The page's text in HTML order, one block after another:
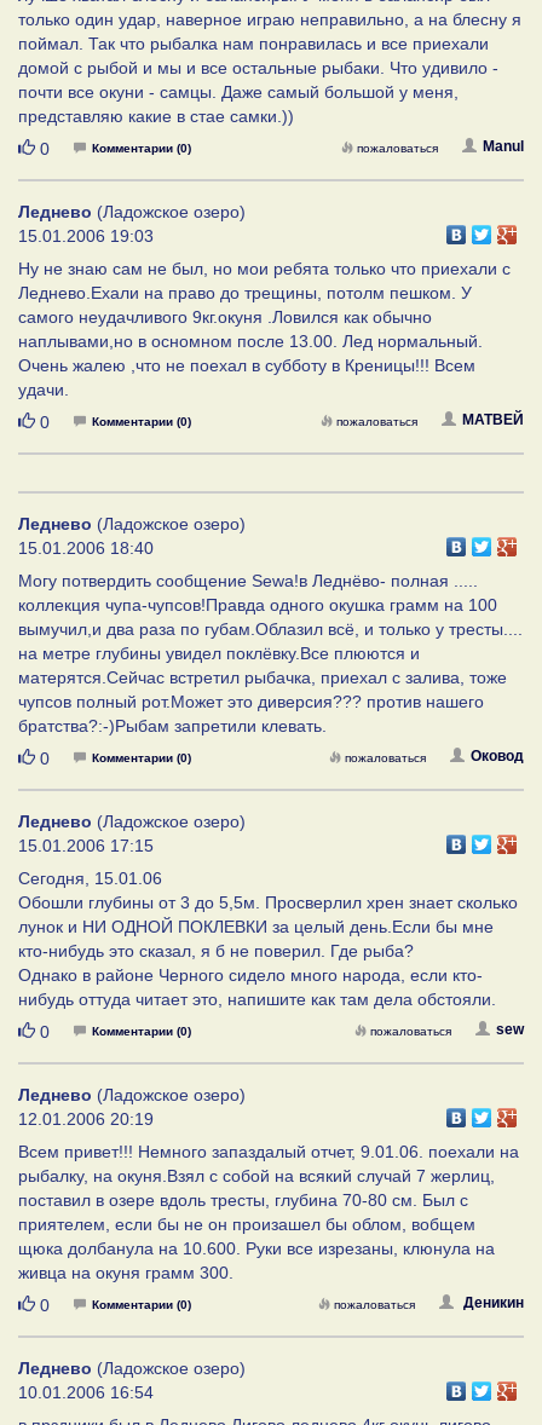
только один удар, наверное играю неправильно, а на блесну я
поймал. Так что рыбалка нам понравилась и все приехали
домой с рыбой и мы и все остальные рыбаки. Что удивило -
почти все окуни - самцы. Даже самый большой у меня,
представляю какие в стае самки.))
Нравится
0 Комментарии (0) Manul
пожаловаться
Леднево (Ладожское озеро)
15.01.2006 19:03
Ну не знаю сам не был, но мои ребята только что приехали с
Леднево.Ехали на право до трещины, потолм пешком. У
самого неудачливого 9кг.окуня .Ловился как обычно
наплывами,но в осномном после 13.00. Лед нормальный.
Очень жалею ,что не поехал в субботу в Креницы!!! Всем
удачи.
Нравится
0 Комментарии (0) МАТВЕЙ
пожаловаться
Леднево (Ладожское озеро)
15.01.2006 18:40
Могу потвердить сообщение Sewa!в Леднёво- полная .....
коллекция чупа-чупсов!Правда одного окушка грамм на 100
вымучил,и два раза по губам.Облазил всё, и только у тресты....
на метре глубины увидел поклёвку.Все плюются и
матерятся.Сейчас встретил рыбачка, приехал с залива, тоже
чупсов полный рот.Может это диверсия??? против нашего
братства?:-)Рыбам запретили клевать.
Нравится
0 Комментарии (0) Оковод
пожаловаться
Леднево (Ладожское озеро)
15.01.2006 17:15
Сегодня, 15.01.06
Обошли глубины от 3 до 5,5м. Просверлил хрен знает сколько
лунок и НИ ОДНОЙ ПОКЛЕВКИ за целый день.Если бы мне
кто-нибудь это сказал, я б не поверил. Где рыба?
Однако в районе Черного сидело много народа, если кто-
нибудь оттуда читает это, напишите как там дела обстояли.
Нравится
0 Комментарии (0) sew
пожаловаться
Леднево (Ладожское озеро)
12.01.2006 20:19
Всем привет!!! Немного запаздалый отчет, 9.01.06. поехали на
рыбалку, на окуня.Взял с собой на всякий случай 7 жерлиц,
поставил в озере вдоль тресты, глубина 70-80 см. Был с
приятелем, если бы не он произашел бы облом, вобщем
щюка долбанула на 10.600. Руки все изрезаны, клюнула на
живца на окуня грамм 300.
Нравится
0 Комментарии (0) Деникин
пожаловаться
Леднево (Ладожское озеро)
10.01.2006 16:54